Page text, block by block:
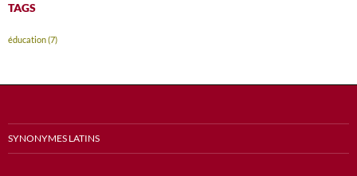
TAGS
éducation(7)
SYNONYMES LATINS